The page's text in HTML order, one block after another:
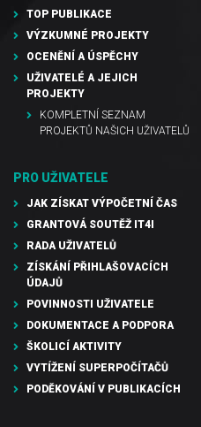
TOP PUBLIKACE
VÝZKUMNÉ PROJEKTY
OCENĚNÍ A ÚSPĚCHY
UŽIVATELÉ A JEJICH
PROJEKTY
KOMPLETNÍ SEZNAM
PROJEKTŮ NAŠICH UŽIVATELŮ
PRO UŽIVATELE
JAK ZÍSKAT VÝPOČETNÍ ČAS
GRANTOVÁ SOUTĚŽ IT4I
RADA UŽIVATELŮ
ZÍSKÁNÍ PŘIHLAŠOVACÍCH
ÚDAJŮ
POVINNOSTI UŽIVATELE
DOKUMENTACE A PODPORA
ŠKOLICÍ AKTIVITY
VYTÍŽENÍ SUPERPOČÍTAČŮ
PODĚKOVÁNÍ V PUBLIKACÍCH